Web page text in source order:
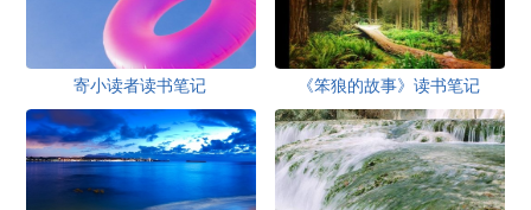
寄小读者读书笔记 《笨狼的故事》读书笔记